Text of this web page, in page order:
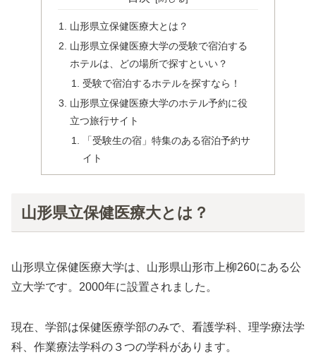
山形県立保健医療大とは？
山形県立保健医療大学の受験で宿泊する
ホテルは、どの場所で探すといい？
受験で宿泊するホテルを探すなら！
山形県立保健医療大学のホテル予約に役
立つ旅行サイト
「受験生の宿」特集のある宿泊予約サ
イト
山形県立保健医療大とは？
山形県立保健医療大学は、山形県山形市上柳260にある公
立大学です。2000年に設置されました。
現在、学部は保健医療学部のみで、看護学科、理学療法学
科、作業療法学科の３つの学科があります。